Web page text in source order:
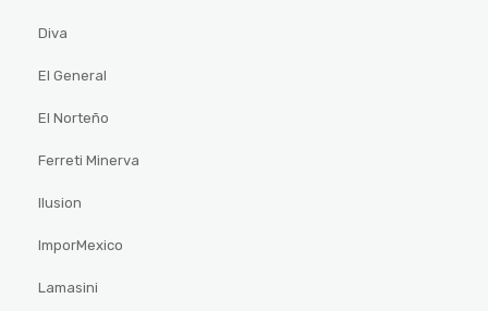
Diva
El General
El Norteño
Ferreti Minerva
Ilusion
ImporMexico
Lamasini